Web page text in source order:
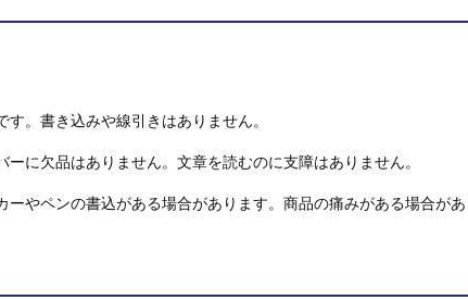
。書き込みや線引きはありません。
に欠品はありません。文章を読むのに支障はありません。
やペンの書込がある場合があります。商品の痛みがある場合があ